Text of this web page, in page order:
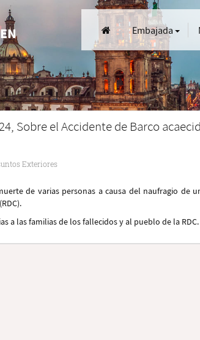
Embajada
Sobre el Accidente de Barco
Exteriores
de varias personas a causa del naufragio de
a las familias de los fallecidos y al pueblo de la RDC.